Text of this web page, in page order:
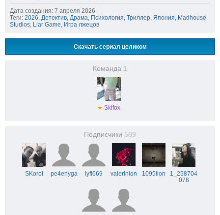
Дата создания: 7 апреля 2026
Теги: 2026, Детектив, Драма, Психология, Триллер, Япония, Madhouse
Studios, Liar Game, Игра лжецов
Скачать сериал целиком
Команда 1
★ Skifox
Подписчики 589
SKorol pe4enyga lyfi669 valerinion 1095lion
1_258704
078